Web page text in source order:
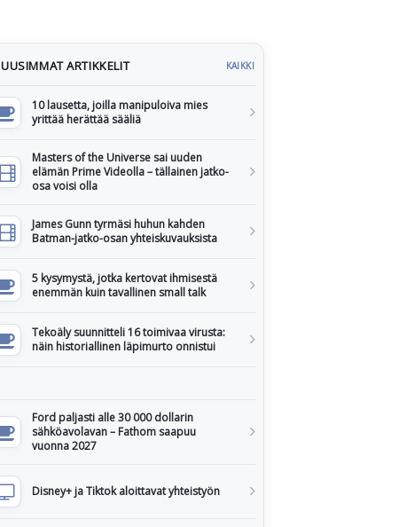
UUSIMMAT ARTIKKELIT KAIKKI
10 lausetta, joilla manipuloiva mies
yrittää herättää sääliä
Masters of the Universe sai uuden
elämän Prime Videolla – tällainen jatko-
osa voisi olla
James Gunn tyrmäsi huhun kahden
Batman-jatko-osan yhteiskuvauksista
5 kysymystä, jotka kertovat ihmisestä
enemmän kuin tavallinen small talk
Tekoäly suunnitteli 16 toimivaa virusta:
näin historiallinen läpimurto onnistui
Ford paljasti alle 30 000 dollarin
sähköavolavan – Fathom saapuu
vuonna 2027
Disney+ ja Tiktok aloittavat yhteistyön